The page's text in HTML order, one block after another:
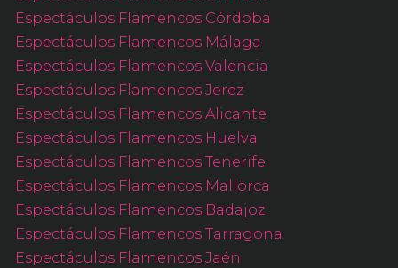
Espectáculos Flamencos Córdoba
Espectáculos Flamencos Málaga
Espectáculos Flamencos Valencia
Espectáculos Flamencos Jerez
Espectáculos Flamencos Alicante
Espectáculos Flamencos Huelva
Espectáculos Flamencos Tenerife
Espectáculos Flamencos Mallorca
Espectáculos Flamencos Badajoz
Espectáculos Flamencos Tarragona
Espectáculos Flamencos Jaén